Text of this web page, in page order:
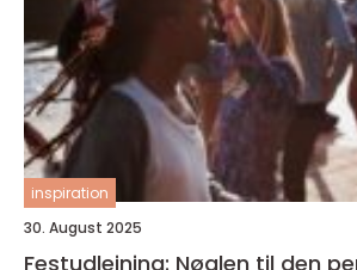
inspiration
30. August 2025
Festudlejning: Nøglen til den